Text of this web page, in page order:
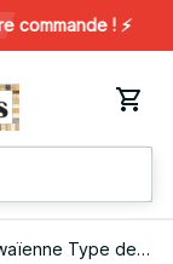
! ⚡️
Type de